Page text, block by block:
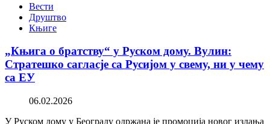
Вести
Друштво
Књиге
„Књига о братству“ у Руском дому. Вулин:
Стратешко сагласје са Русијом у свему, ни у чему
са ЕУ
06.02.2026
У Руском дому у Београду одржана је промоција новог издања